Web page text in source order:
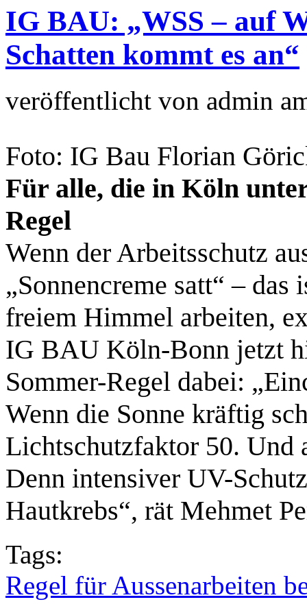
IG BAU: „WSS – auf
Schatten kommt es an“
veröffentlicht von admin
Foto: IG Bau Florian
Für alle, die in Köln
Regel
Wenn der Arbeitsschutz
„Sonnencreme satt“ –
freiem Himmel arbeiten,
IG BAU Köln-Bonn jetzt
Sommer-Regel dabei:
Wenn die Sonne kräftig
Lichtschutzfaktor 50. Und
Denn intensiver UV-
Hautkrebs“, rät Mehmet
Tags:
Regel für Aussenarbeiten